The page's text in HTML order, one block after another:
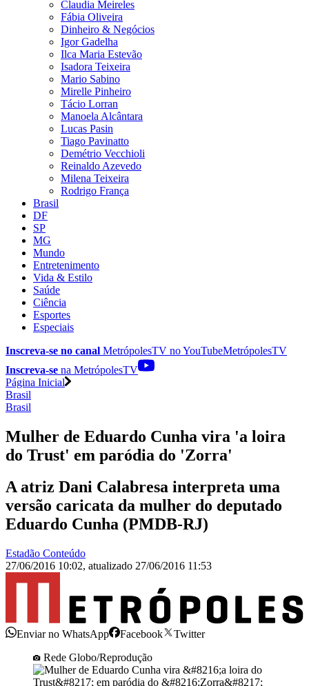
Claudia Meireles
Fábia Oliveira
Dinheiro & Negócios
Igor Gadelha
Ilca Maria Estevão
Isadora Teixeira
Mario Sabino
Mirelle Pinheiro
Tácio Lorran
Manoela Alcântara
Lucas Pasin
Tiago Pavinatto
Demétrio Vecchioli
Reinaldo Azevedo
Milena Teixeira
Rodrigo França
Brasil
DF
SP
MG
Mundo
Entretenimento
Vida & Estilo
Saúde
Ciência
Esportes
Especiais
Inscreva-se no canal MetrópolesTV noYouTubeMetrópolesTV
Inscreva-se na MetrópolesTV
Página Inicial
Brasil
Brasil
Mulher de Eduardo Cunha vira 'a loira
do Trust' em paródia do 'Zorra'
A atriz Dani Calabresa interpreta uma
versão caricata da mulher do deputado
Eduardo Cunha (PMDB-RJ)
Estadão Conteúdo
27/06/2016 10:02, atualizado 27/06/2016 11:53
Enviar no WhatsApp Facebook
Twitter
Rede Globo/Reprodução